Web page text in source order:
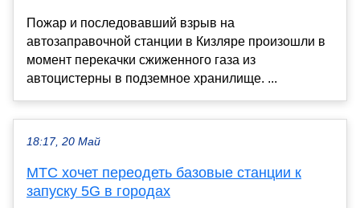
Пожар и последовавший взрыв на
автозаправочной станции в Кизляре произошли в
момент перекачки сжиженного газа из
автоцистерны в подземное хранилище. ...
18:17, 20 Май
МТС хочет переодеть базовые станции к
запуску 5G в городах